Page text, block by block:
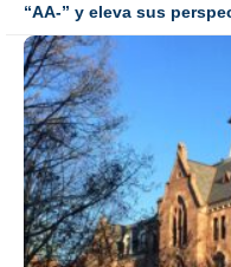
“AA-” y eleva sus